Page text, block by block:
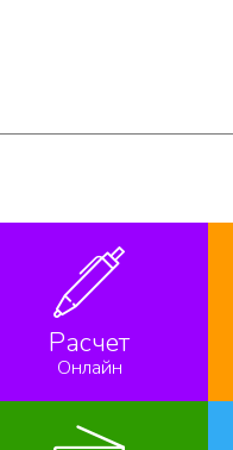
Расчет
Онлайн